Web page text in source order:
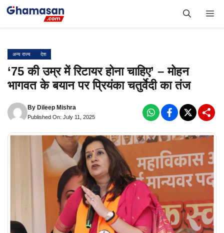
Skip
अन्य राज्य देश
‘75 की उम्र में रिटायर होना चाहिए’ – मोहन
भागवत के बयान पर प्रियंका चतुर्वेदी का तंज
By Dileep Mishra
Published On: July 11, 2025